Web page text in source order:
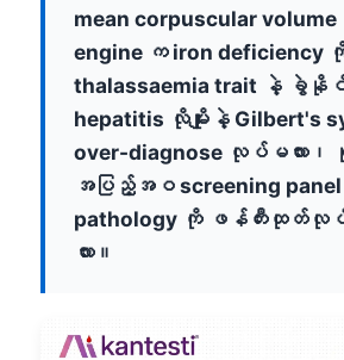
mean corpuscular
engine က iron deficiency
thalassaemia trait နဲ့ ခွဲနိုင်
hepatitis လိုမျိုးနဲ့ Gilbert's
over-diagnose လုပ်မလား
အပြည့်အဝ screening
pathology ကို ဖန်တီးထုတ်လုပ်
လား။